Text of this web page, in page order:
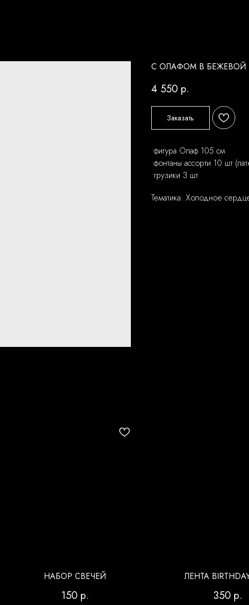
С ОЛАФОМ В БЕЖЕВОЙ
4 550 р.
Заказать
•фигура Олаф 105 см
•фонтаны ассорти 10 шт
•грузики 3 шт
Тематика: Холодное
НАБОР СВЕЧЕЙ
150 р.
ЛЕНТА
350 р.